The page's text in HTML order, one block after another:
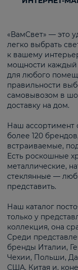
«ВамСвет» — это
легко выбрать
к вашему
мощности каждый
для любого
правильности
самовывозом в
доставку на дом.
Наш ассортимент
более 120
встраиваемые,
Есть роскошные
металлические,
стеклянные —
представить.
Наш каталог
только у
коллекция, она
Среди
бренды Италии,
Чехии, Польши,
США, Китая и,